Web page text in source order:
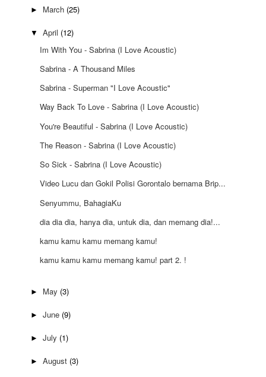
► March (25)
▼ April (12)
Im With You - Sabrina (I Love Acoustic)
Sabrina - A Thousand Miles
Sabrina - Superman "I Love Acoustic"
Way Back To Love - Sabrina (I Love Acoustic)
You're Beautiful - Sabrina (I Love Acoustic)
The Reason - Sabrina (I Love Acoustic)
So Sick - Sabrina (I Love Acoustic)
Video Lucu dan Gokil Polisi Gorontalo bernama Brip...
Senyummu, BahagiaKu
dia dia dia, hanya dia, untuk dia, dan memang dia!...
kamu kamu kamu memang kamu!
kamu kamu kamu memang kamu! part 2. !
► May (3)
► June (9)
► July (1)
► August (3)